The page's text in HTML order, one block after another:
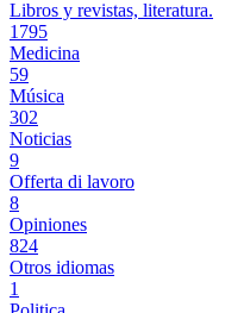
Libros y revistas, literatura.
1795
Medicina
59
Música
302
Noticias
9
Offerta di lavoro
8
Opiniones
824
Otros idiomas
1